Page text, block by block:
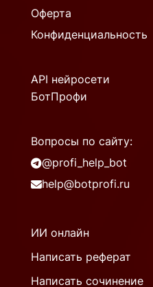
Оферта
Конфиденциальность
API нейросети
БотПрофи
Вопросы по сайту:
@profi_help_bot
help@botprofi.ru
ИИ онлайн
Написать реферат
Написать сочинение